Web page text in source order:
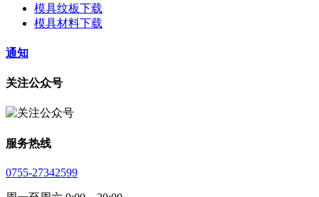
模具纹板下载
模具材料下载
通知
关注公众号
服务热线
0755-27342599